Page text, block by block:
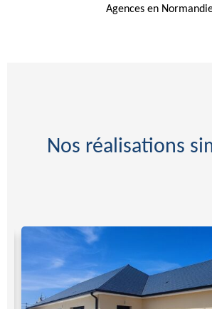
Agences en
Nos réalisations